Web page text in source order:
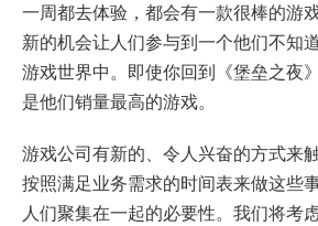
一周都去体验，都会有一款很棒的游
新的机会让人们参与到一个他们不知
游戏世界中。即使你回到《堡垒之夜
是他们销量最高的游戏。
游戏公司有新的、令人兴奋的方式来
按照满足业务需求的时间表来做这些
人们聚集在一起的必要性。我们将考